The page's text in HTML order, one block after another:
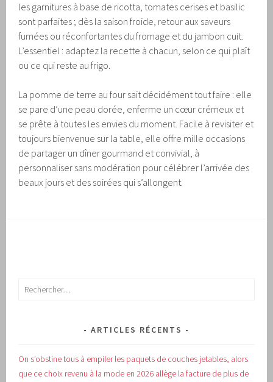
les garnitures à base de ricotta, tomates cerises et basilic
sont parfaites ; dès la saison froide, retour aux saveurs
fumées ou réconfortantes du fromage et du jambon cuit.
L’essentiel : adaptez la recette à chacun, selon ce qui plaît
ou ce qui reste au frigo.
La pomme de terre au four sait décidément tout faire : elle
se pare d’une peau dorée, enferme un cœur crémeux et
se prête à toutes les envies du moment. Facile à revisiter et
toujours bienvenue sur la table, elle offre mille occasions
de partager un dîner gourmand et convivial, à
personnaliser sans modération pour célébrer l’arrivée des
beaux jours et des soirées qui s’allongent.
Rechercher :
ARTICLES RÉCENTS
On s’obstine tous à empiler les paquets de couches jetables, alors
que ce choix revenu à la mode en 2026 allège la facture de plus de